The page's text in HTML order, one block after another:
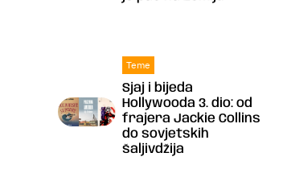
Teme
Sjaj i bijeda
Hollywooda 3. dio: od
frajera Jackie Collins
do sovjetskih
šaljivdžija